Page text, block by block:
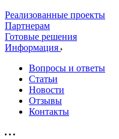
Реализованные проекты
Партнерам
Готовые решения
Информация
Вопросы и ответы
Статьи
Новости
Отзывы
Контакты